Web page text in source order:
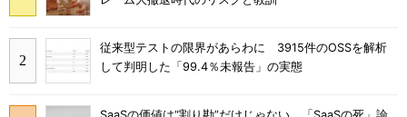
従来型テストの限界があらわに 3915件のOSSを解析
して判明した「99.4％未報告」の実態